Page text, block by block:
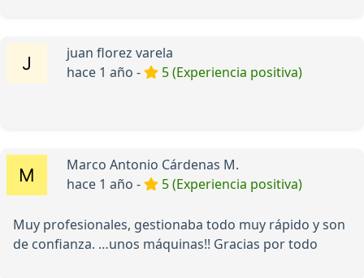
juan florez varela
hace 1 año -
5 (Experiencia positiva)
Marco Antonio Cárdenas M.
hace 1 año -
5 (Experiencia positiva)
Muy profesionales, gestionaba todo muy rápido y son
de confianza. …unos máquinas!! Gracias por todo